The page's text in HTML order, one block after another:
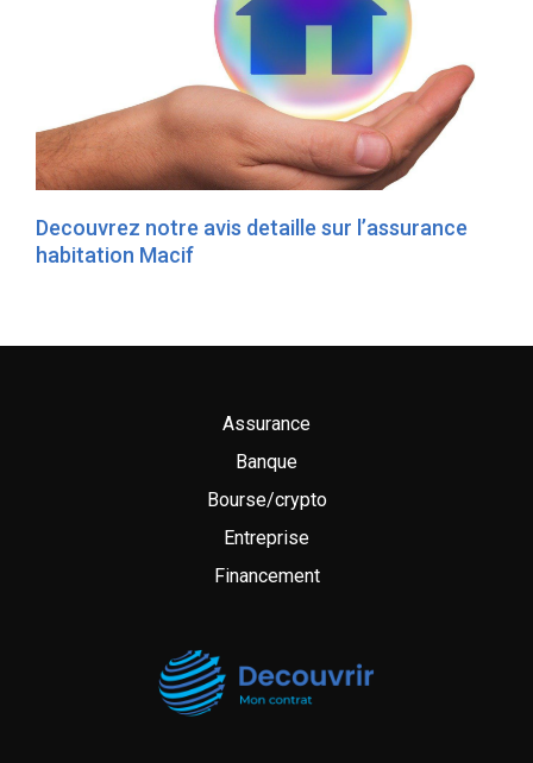
Decouvrez notre avis detaille sur l’assurance
habitation Macif
Assurance
Banque
Bourse/crypto
Entreprise
Financement